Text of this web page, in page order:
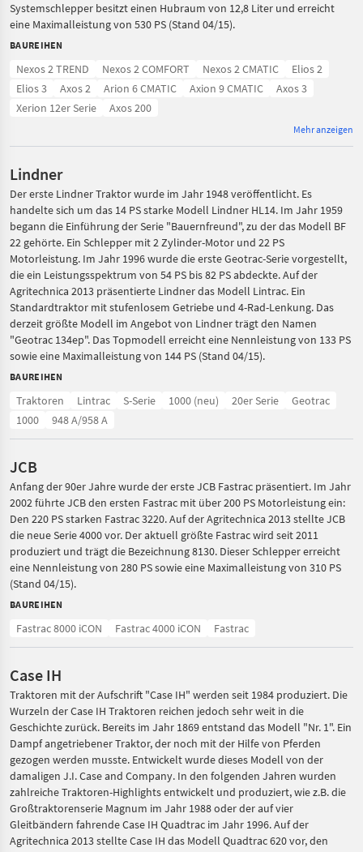
Systemschlepper besitzt einen Hubraum von 12,8 Liter und erreicht
eine Maximalleistung von 530 PS (Stand 04/15).
BAUREIHEN
Nexos 2 TREND Nexos 2 COMFORT Nexos 2 CMATIC
Elios 2
Elios 3
Axos 2 Arion 6 CMATIC Axion 9 CMATIC
Axos 3
Xerion 12er Serie
Axos 200
Mehr anzeigen
Lindner
Der erste Lindner Traktor wurde im Jahr 1948 veröffentlicht. Es
handelte sich um das 14 PS starke Modell Lindner HL14. Im Jahr 1959
begann die Einführung der Serie "Bauernfreund", zu der das Modell BF
22 gehörte. Ein Schlepper mit 2 Zylinder-Motor und 22 PS
Motorleistung. Im Jahr 1996 wurde die erste Geotrac-Serie vorgestellt,
die ein Leistungsspektrum von 54 PS bis 82 PS abdeckte. Auf der
Agritechnica 2013 präsentierte Lindner das Modell Lintrac. Ein
Standardtraktor mit stufenlosem Getriebe und 4-Rad-Lenkung. Das
derzeit größte Modell im Angebot von Lindner trägt den Namen
"Geotrac 134ep". Das Topmodell erreicht eine Nennleistung von 133 PS
sowie eine Maximalleistung von 144 PS (Stand 04/15).
BAUREIHEN
Traktoren Lintrac S-Serie 1000 (neu) 20er Serie
Geotrac
1000
948 A/958 A
JCB
Anfang der 90er Jahre wurde der erste JCB Fastrac präsentiert. Im Jahr
2002 führte JCB den ersten Fastrac mit über 200 PS Motorleistung ein:
Den 220 PS starken Fastrac 3220. Auf der Agritechnica 2013 stellte JCB
die neue Serie 4000 vor. Der aktuell größte Fastrac wird seit 2011
produziert und trägt die Bezeichnung 8130. Dieser Schlepper erreicht
eine Nennleistung von 280 PS sowie eine Maximalleistung von 310 PS
(Stand 04/15).
BAUREIHEN
Fastrac 8000 iCON Fastrac 4000 iCON Fastrac
Case IH
Traktoren mit der Aufschrift "Case IH" werden seit 1984 produziert. Die
Wurzeln der Case IH Traktoren reichen jedoch sehr weit in die
Geschichte zurück. Bereits im Jahr 1869 entstand das Modell "Nr. 1". Ein
Dampf angetriebener Traktor, der noch mit der Hilfe von Pferden
gezogen werden musste. Entwickelt wurde dieses Modell von der
damaligen J.I. Case and Company. In den folgenden Jahren wurden
zahlreiche Traktoren-Highlights entwickelt und produziert, wie z.B. die
Großtraktorenserie Magnum im Jahr 1988 oder der auf vier
Gleitbändern fahrende Case IH Quadtrac im Jahr 1996. Auf der
Agritechnica 2013 stellte Case IH das Modell Quadtrac 620 vor, den